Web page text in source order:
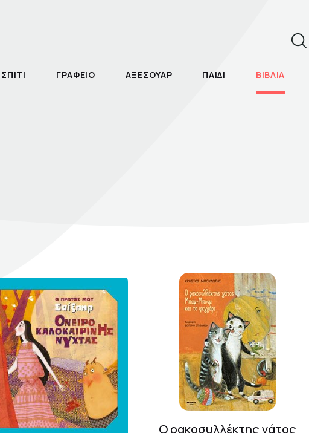
ΣΠΙΤΙ ΓΡΑΦΕΙΟ ΑΞΕΣΟΥΑΡ ΠΑΙΔΙ ΒΙΒΛΙΑ
οίκος
Ο ρακοσυλλέκτης γάτος